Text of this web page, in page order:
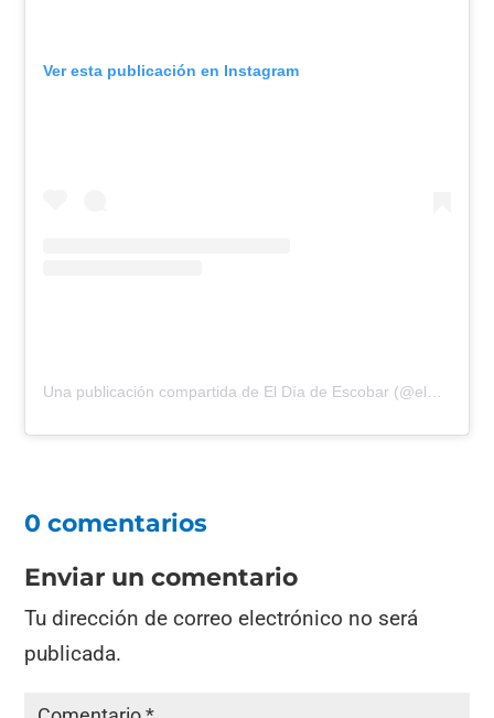
Ver esta publicación en Instagram
0 comentarios
Enviar un comentario
Tu dirección de correo electrónico no será
publicada.